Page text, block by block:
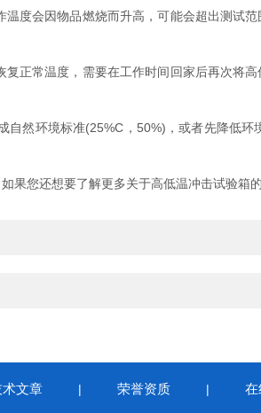
会因物品燃烧而升高，可能会超出测试范
常温度，需要在工作时间回家后再次将
环境标准(25%C，50%)，或者先降低环
还想要了解更多关于高低温冲击试验箱
术文章 | 荣誉资质 | 在